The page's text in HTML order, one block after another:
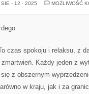
- 12 - 2025
MOŻLIWOŚĆ
czas spokoju i relaksu, z
Każdy jeden z
z obszernym
w kraju, jak i za